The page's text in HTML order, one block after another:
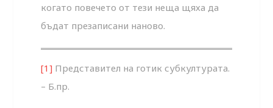
когато повечето от тези неща щяха да
бъдат презаписани наново.
[1] Представител на готик субкултурата.
– Б.пр.